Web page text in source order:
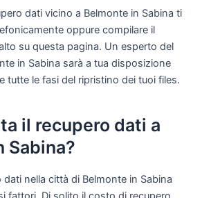
dati vicino a Belmonte in Sabina ti
oppure compilare il
su questa pagina. Un esperto del
in Sabina sarà a tua disposizione
tutte le fasi del ripristino dei tuoi files.
il recupero dati a
Sabina?
nella città di Belmonte in Sabina